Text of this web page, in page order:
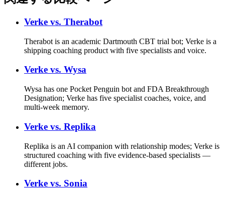
Verke vs. Therabot
Therabot is an academic Dartmouth CBT trial bot; Verke is a
shipping coaching product with five specialists and voice.
Verke vs. Wysa
Wysa has one Pocket Penguin bot and FDA Breakthrough
Designation; Verke has five specialist coaches, voice, and
multi-week memory.
Verke vs. Replika
Replika is an AI companion with relationship modes; Verke is
structured coaching with five evidence-based specialists —
different jobs.
Verke vs. Sonia